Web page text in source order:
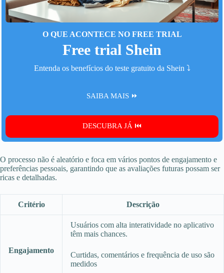
O QUE ACONTECE NO FREE TRIAL
Free trial Shein
Entenda os benefícios do teste gratuito da Shein ⤵️
SAIBA MAIS ⏩
DESCUBRA JÁ ⏮️
O processo não é aleatório e foca em vários pontos de engajamento e
preferências pessoais, garantindo que as avaliações futuras possam ser
ricas e detalhadas.
Critério Descrição
Engajamento
Usuários com alta interatividade no aplicativo
têm mais chances.
Curtidas, comentários e frequência de uso são
medidos